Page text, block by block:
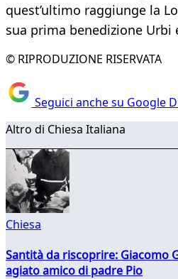
quest’ultimo raggiunge la
sua prima benedizione Urbi
© RIPRODUZIONE RISERVATA
Seguici anche su Google
Altro di Chiesa Italiana
Chiesa
Santità da riscoprire: Giacomo
agiato amico di padre Pio